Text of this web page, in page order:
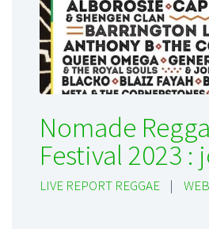
Nomade
Festival 2023 :
LIVE REPORT REGGAE |